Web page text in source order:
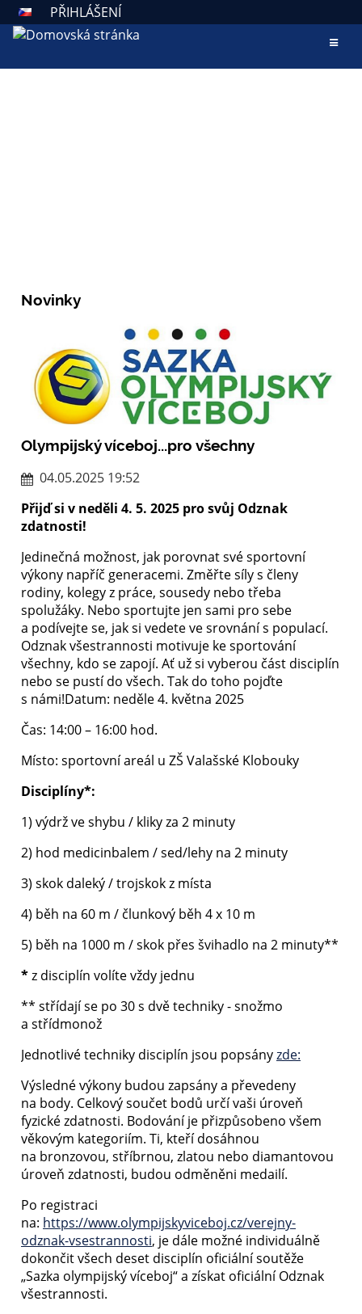
PŘIHLÁŠENÍ
Novinky
Olympijský víceboj...pro všechny
04.05.2025 19:52
Přijď si v neděli 4. 5. 2025 pro svůj Odznak
zdatnosti!
Jedinečná možnost, jak porovnat své sportovní
výkony napříč generacemi. Změřte síly s členy
rodiny, kolegy z práce, sousedy nebo třeba
spolužáky. Nebo sportujte jen sami pro sebe
a podívejte se, jak si vedete ve srovnání s populací.
Odznak všestrannosti motivuje ke sportování
všechny, kdo se zapojí. Ať už si vyberou část disciplín
nebo se pustí do všech. Tak do toho pojďte
s námi!Datum: neděle 4. května 2025
Čas: 14:00 – 16:00 hod.
Místo: sportovní areál u ZŠ Valašské Klobouky
Disciplíny*:
1) výdrž ve shybu / kliky za 2 minuty
2) hod medicinbalem / sed/lehy na 2 minuty
3) skok daleký / trojskok z místa
4) běh na 60 m / člunkový běh 4 x 10 m
5) běh na 1000 m / skok přes švihadlo na 2 minuty**
*z disciplín volíte vždy jednu
** střídají se po 30 s dvě techniky - snožmo
a střídmonož
Jednotlivé techniky disciplín jsou popsányzde:
Výsledné výkony budou zapsány a převedeny
na body. Celkový součet bodů určí vaši úroveň
fyzické zdatnosti. Bodování je přizpůsobeno všem
věkovým kategoriím. Ti, kteří dosáhnou
na bronzovou, stříbrnou, zlatou nebo diamantovou
úroveň zdatnosti, budou odměněni medailí.
Po registraci
na: https://www.olympijskyviceboj.cz/verejny-
odznak-vsestrannosti, je dále možné individuálně
dokončit všech deset disciplín oficiální soutěže
„Sazka olympijský víceboj“ a získat oficiální Odznak
všestrannosti.